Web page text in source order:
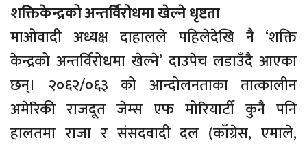
शक्तिकेन्द्रको अन्तर्विरोधमा खेल्ने धृष्टता
माओवादी अध्यक्ष दाहालले पहिलेदेखि नै ‘शक्ति
केन्द्रको अन्तर्विरोधमा खेल्ने’ दाउपेच लडाउँदै आएका
छन्। २०६२/०६३ को आन्दोलनताका तात्कालीन
अमेरिकी राजदूत जेम्स एफ मोरियार्टी कुनै पनि
हालतमा राजा र संसदवादी दल (काँग्रेस, एमाले,